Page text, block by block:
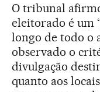
O tribunal
eleitorado é um
longo de todo o
observado o
divulgação
quanto aos